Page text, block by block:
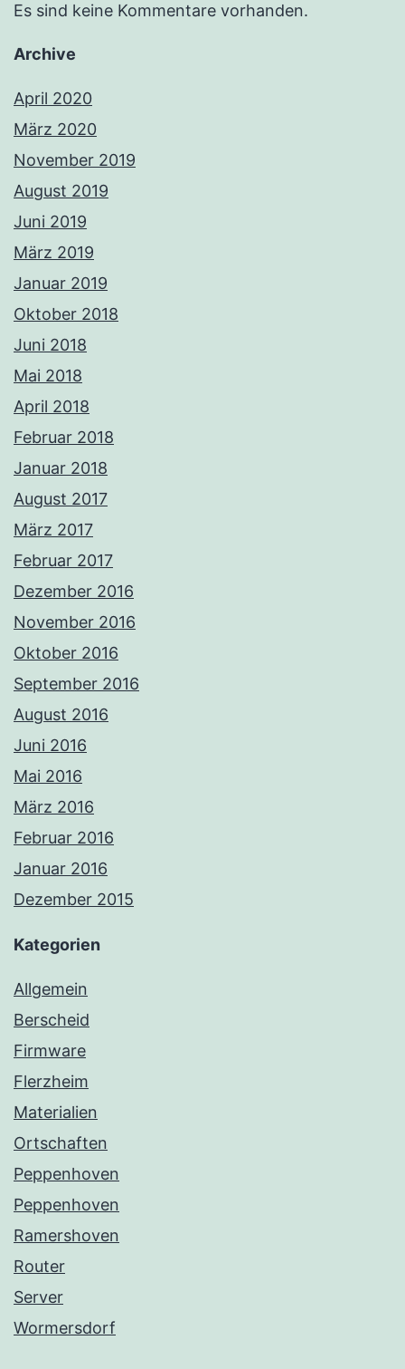
Es sind keine Kommentare vorhanden.
Archive
April 2020
März 2020
November 2019
August 2019
Juni 2019
März 2019
Januar 2019
Oktober 2018
Juni 2018
Mai 2018
April 2018
Februar 2018
Januar 2018
August 2017
März 2017
Februar 2017
Dezember 2016
November 2016
Oktober 2016
September 2016
August 2016
Juni 2016
Mai 2016
März 2016
Februar 2016
Januar 2016
Dezember 2015
Kategorien
Allgemein
Berscheid
Firmware
Flerzheim
Materialien
Ortschaften
Peppenhoven
Peppenhoven
Ramershoven
Router
Server
Wormersdorf